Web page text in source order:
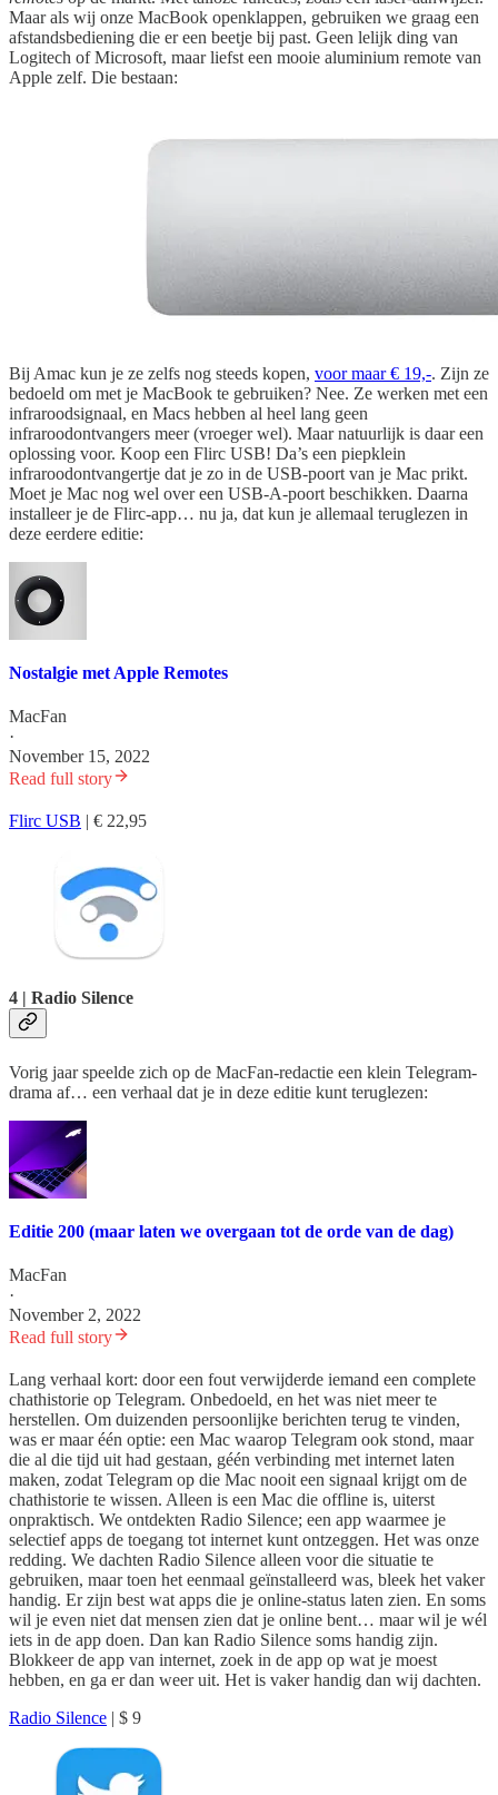
Maar als wij onze MacBook openklappen, gebruiken we graag een
afstandsbediening die er een beetje bij past. Geen lelijk ding van
Logitech of Microsoft, maar liefst een mooie aluminium remote van
Apple zelf. Die bestaan:
Bij Amac kun je ze zelfs nog steeds kopen, voor maar € 19,-. Zijn ze
bedoeld om met je MacBook te gebruiken? Nee. Ze werken met een
infraroodsignaal, en Macs hebben al heel lang geen
infraroodontvangers meer (vroeger wel). Maar natuurlijk is daar een
oplossing voor. Koop een Flirc USB! Da’s een piepklein
infraroodontvangertje dat je zo in de USB-poort van je Mac prikt.
Moet je Mac nog wel over een USB-A-poort beschikken. Daarna
installeer je de Flirc-app… nu ja, dat kun je allemaal teruglezen in
deze eerdere editie:
Nostalgie met Apple Remotes
MacFan
·
November 15, 2022
Read full story
Flirc USB | € 22,95
4 | Radio Silence
Vorig jaar speelde zich op de MacFan-redactie een klein Telegram-
drama af… een verhaal dat je in deze editie kunt teruglezen:
Editie 200 (maar laten we overgaan tot de orde van de dag)
MacFan
·
November 2, 2022
Read full story
Lang verhaal kort: door een fout verwijderde iemand een complete
chathistorie op Telegram. Onbedoeld, en het was niet meer te
herstellen. Om duizenden persoonlijke berichten terug te vinden,
was er maar één optie: een Mac waarop Telegram ook stond, maar
die al die tijd uit had gestaan, géén verbinding met internet laten
maken, zodat Telegram op die Mac nooit een signaal krijgt om de
chathistorie te wissen. Alleen is een Mac die offline is, uiterst
onpraktisch. We ontdekten Radio Silence; een app waarmee je
selectief apps de toegang tot internet kunt ontzeggen. Het was onze
redding. We dachten Radio Silence alleen voor die situatie te
gebruiken, maar toen het eenmaal geïnstalleerd was, bleek het vaker
handig. Er zijn best wat apps die je online-status laten zien. En soms
wil je even niet dat mensen zien dat je online bent… maar wil je wél
iets in de app doen. Dan kan Radio Silence soms handig zijn.
Blokkeer de app van internet, zoek in de app op wat je moest
hebben, en ga er dan weer uit. Het is vaker handig dan wij dachten.
Radio Silence | $ 9